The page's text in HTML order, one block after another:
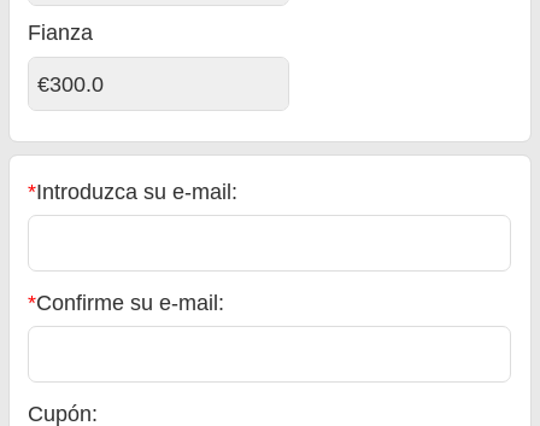
Fianza
€300.0
*Introduzca su e-mail:
*Confirme su e-mail:
Cupón: